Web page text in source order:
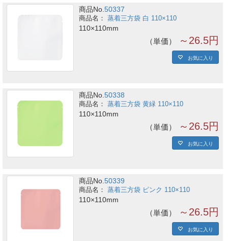
商品No.50337
蒸着三方袋 白 110×110
110×110mm
単価 ～26.5円
お気に入り
商品No.50338
蒸着三方袋 黄緑 110×110
110×110mm
単価 ～26.5円
お気に入り
商品No.50339
蒸着三方袋 ピンク 110×110
110×110mm
単価 ～26.5円
お気に入り